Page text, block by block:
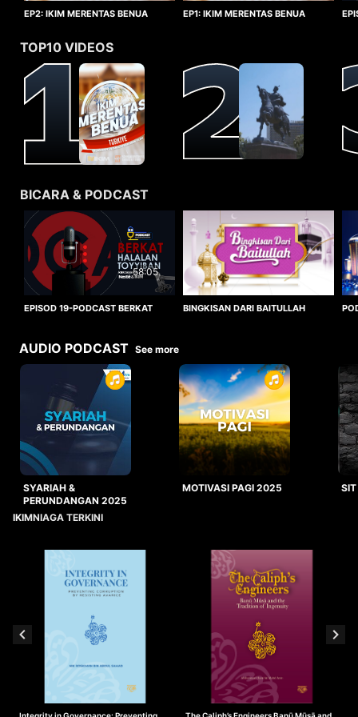
EP2: IKIM MERENTAS BENUA
EP1: IKIM MERENTAS BENUA
TOP10 VIDEOS
BICARA & PODCAST
58:05
EPISOD 19-PODCAST BERKAT
BINGKISAN DARI BAITULLAH
AUDIO PODCAST See more
SYARIAH &
PERUNDANGAN 2025
MOTIVASI PAGI 2025
IKIMNIAGA TERKINI